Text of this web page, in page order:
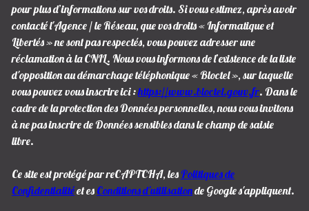
pour plus d’informations sur vos droits. Si vous estimez, après avoir
contacté l'Agence / le Réseau, que vos droits « Informatique et
Libertés » ne sont pas respectés, vous pouvez adresser une
réclamation à la CNIL. Nous vous informons de l’existence de la liste
d'opposition au démarchage téléphonique « Bloctel », sur laquelle
vous pouvez vous inscrire ici :https://www.bloctel.gouv.fr. Dans le
cadre de la protection des Données personnelles, nous vous invitons
à ne pas inscrire de Données sensibles dans le champ de saisie
libre.
Ce site est protégé par reCAPTCHA, lesPolitiques de
Confidentialitéet es Conditions d'utilisationde Google s'appliquent.